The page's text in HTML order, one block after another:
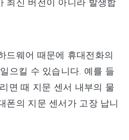
드웨어 때문에 휴대전화의
으킬 수 있습니다. 예를 들
면 때 지문 센서 내부의 물
폰의 지문 센서가 고장 납니